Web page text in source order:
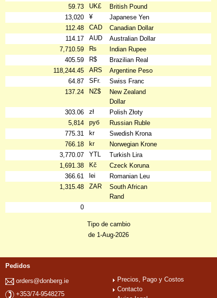
59.73
UK£
British Pound
13,020
¥
Japanese Yen
112.48
CAD
Canadian Dollar
114.17
AUD
Australian Dollar
7,710.59
₨
Indian Rupee
405.59
R$
Brazilian Real
118,244.45
ARS
Argentine Peso
64.87
SFr.
Swiss Franc
137.24
NZ$
New Zealand
Dollar
303.06
zł
Polish Złoty
5,814
руб
Russian Ruble
775.31
kr
Swedish Krona
766.18
kr
Norwegian Krone
3,770.07
YTL
Turkish Lira
1,691.38
Kč
Czeck Koruna
366.61
lei
Romanian Leu
1,315.48
ZAR
South African
Rand
0
Tipo de cambio
de 1-Aug-2026
Pedidos
orders@donberg.ie
+353/74-9548275
Precios, Pago y Costos
Contacto